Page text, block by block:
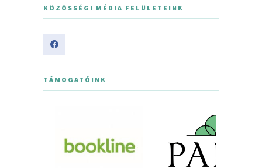
KÖZÖSSÉGI MÉDIA FELÜLETEINK
TÁMOGATÓINK